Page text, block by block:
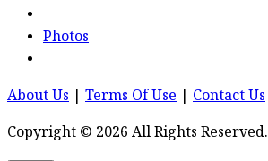
Photos
About Us Terms Of Use Contact Us
Copyright © 2026 All Rights Reserved.